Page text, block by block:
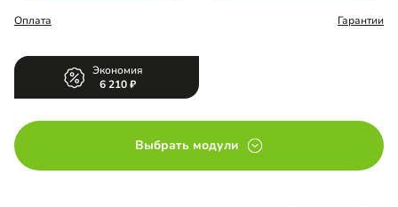
Оплата Гарантии
Экономия
6 210
Выбрать модули